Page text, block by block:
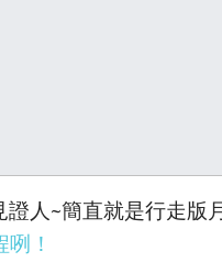
人~簡直就是行走版
！